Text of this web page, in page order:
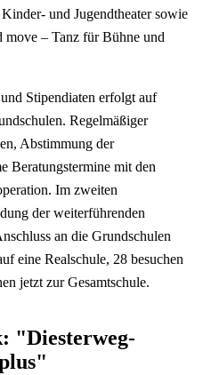
und Jugendtheater sowie
move – Tanz für Bühne und
Stipendiaten erfolgt auf
Regelmäßiger
Abstimmung der
Beratungstermine mit den
Im zweiten
der weiterführenden
an die Grundschulen
eine Realschule, 28 besuchen
jetzt zur Gesamtschule.
"Diesterweg-